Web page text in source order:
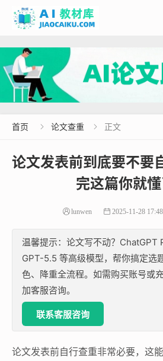
首页  论文查重  正文
论文发表前到底要不要
完这篇你就懂
lunwen 2025-11-28
温馨提示：论文写不动？ChatGPT
GPT-5.5 等高级模型，帮你搞定选
色、降重全流程。如需购买账号或
加客服咨询。
联系客服咨询
论文发表前自行查重非常必要，这